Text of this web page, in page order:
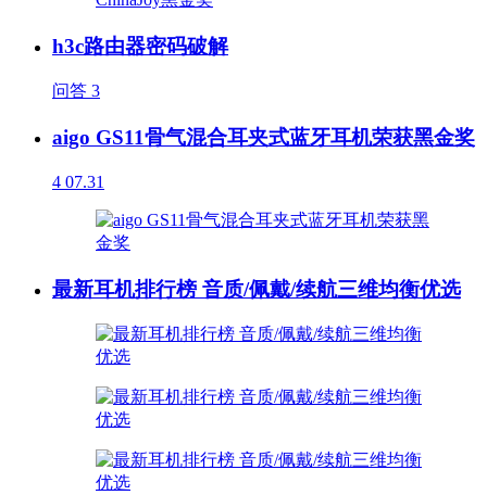
h3c路由器密码破解
问答 3
aigo GS11骨气混合耳夹式蓝牙耳机荣获黑金奖
4 07.31
最新耳机排行榜 音质/佩戴/续航三维均衡优选